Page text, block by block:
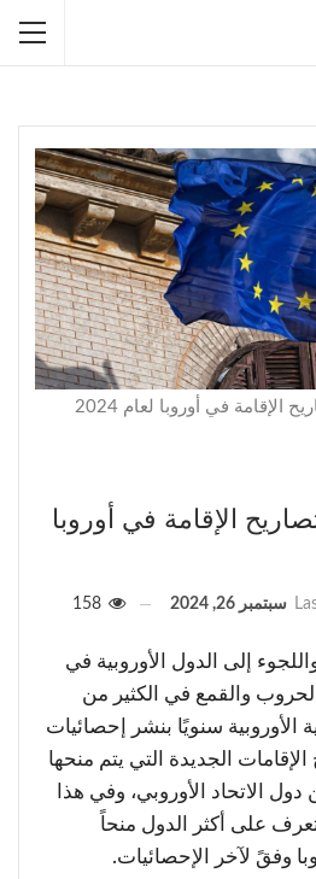
الإقامة في أوروبا لعام 2024
الإقامة في أوروبا
سبتمبر 26, 2024
إلى الدول الأوروبية في
والقمع في الكثير من
الأوروبية سنويًا بنشر إحصائيات
الجديدة التي يتم منحها
الاتحاد الأوروبي، وفي هذا
على أكثر الدول منحاً
وفقً لآخر الإحصائيات.